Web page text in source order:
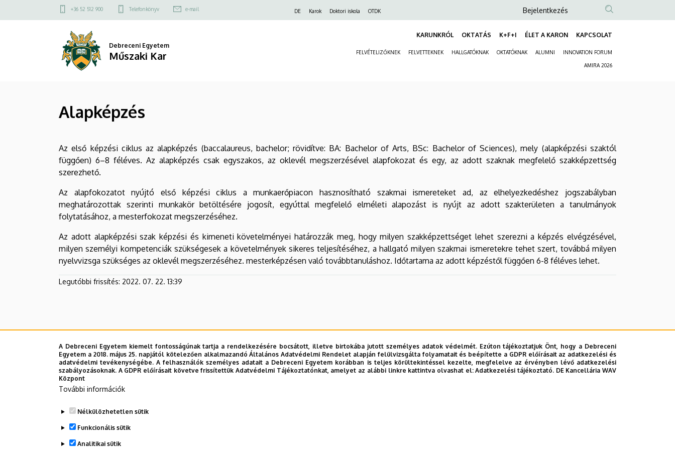
Alapképzés
a
Felső
menü
+36 52 512 900 Telefonkönyv e-mail DE Karok Doktori iskola OTDK
Anonim
fiók
menüje
Bejelentkezés
Debreceni Egyetem
Műszaki Kar
KARUNKRÓL OKTATÁS K+F+I ÉLET A KARON KAPCSOLAT
FELVÉTELIZŐKNEK FELVETTEKNEK HALLGATÓKNAK OKTATÓKNAK ALUMNI INNOVATION FORUM
AMIRA 2026
Alapképzés
Az első képzési ciklus az alapképzés (baccalaureus, bachelor; rövidítve: BA: Bachelor of Arts, BSc: Bachelor of Sciences), mely (alapképzési szaktól
függően) 6–8 féléves. Az alapképzés csak egyszakos, az oklevél megszerzésével alapfokozat és egy, az adott szaknak megfelelő szakképzettség
szerezhető.
Az alapfokozatot nyújtó első képzési ciklus a munkaerőpiacon hasznosítható szakmai ismereteket ad, az elhelyezkedéshez jogszabályban
meghatározottak szerinti munkakör betöltésére jogosít, egyúttal megfelelő elméleti alapozást is nyújt az adott szakterületen a tanulmányok
folytatásához, a mesterfokozat megszerzéséhez.
Az adott alapképzési szak képzési és kimeneti követelményei határozzák meg, hogy milyen szakképzettséget lehet szerezni a képzés elvégzésével,
milyen személyi kompetenciák szükségesek a követelmények sikeres teljesítéséhez, a hallgató milyen szakmai ismeretekre tehet szert, továbbá milyen
nyelvvizsga szükséges az oklevél megszerzéséhez. mesterképzésen való továbbtanuláshoz. Időtartama az adott képzéstől függően 6-8 féléves lehet.
Legutóbbi frissítés: 2022. 07. 22. 13:39
A Debreceni Egyetem kiemelt fontosságúnak tartja a rendelkezésére bocsátott, illetve birtokába jutott személyes adatok védelmét. Ezúton tájékoztatjuk Önt, hogy a Debreceni
Egyetem a 2018. május 25. napjától kötelezően alkalmazandó Általános Adatvédelmi Rendelet alapján felülvizsgálta folyamatait és beépítette a GDPR előírásait az adatkezelési és
adatvédelmi tevékenységébe. A felhasználók személyes adatait a Debreceni Egyetem korábban is teljes körültekintéssel kezelte, megfelelve az érvényben lévő adatkezelési
szabályozásoknak. A GDPR előírásait követve frissítettük Adatvédelmi Tájékoztatónkat, amelyet az alábbi linkre kattintva olvashat el:Adatkezelési tájékoztató. DE Kancellária WAV
Központ
További információk
Nélkülözhetetlen sütik
Funkcionális sütik
Analitikai sütik